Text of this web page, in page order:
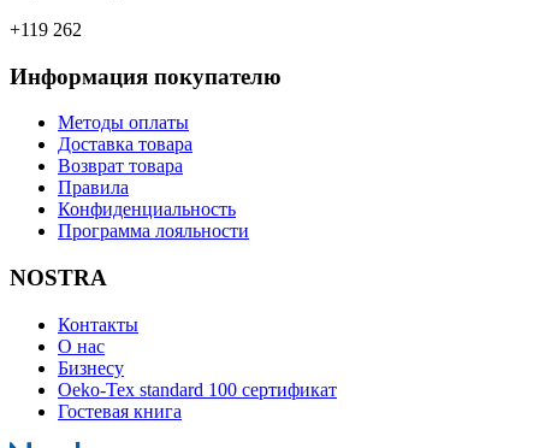
+119 262
Информация покупателю
Методы оплаты
Доставка товара
Возврат товара
Правила
Конфиденциальность
Программа лояльности
NOSTRA
Контакты
О нас
Бизнесу
Oeko-Tex standard 100 сертификат
Гостевая книга